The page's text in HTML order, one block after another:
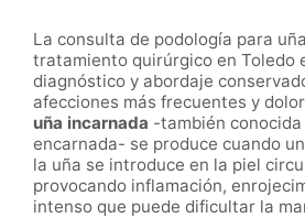
La consulta de podología para
tratamiento quirúrgico en Toledo
diagnóstico y abordaje
afecciones más frecuentes y
uña incarnada -también conocida
encarnada- se produce cuando
la uña se introduce en la piel
provocando inflamación,
intenso que puede dificultar la